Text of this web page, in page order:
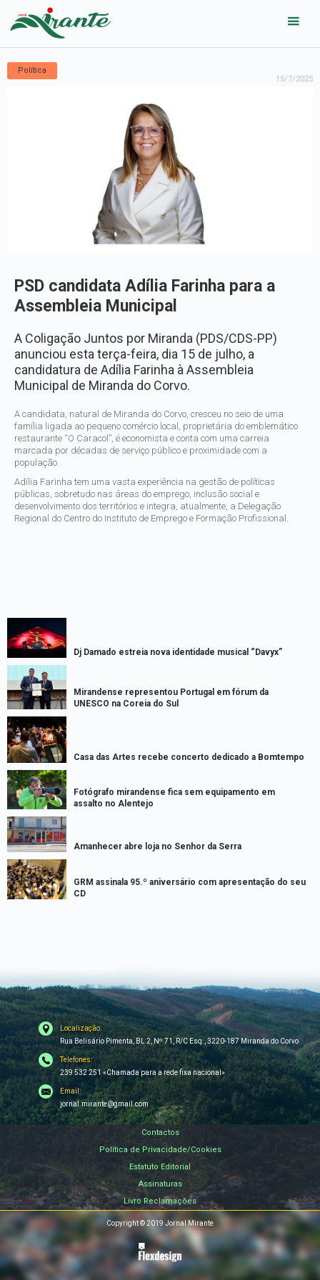
Política
15/7/2025
PSD candidata Adília Farinha para a
Assembleia Municipal
A Coligação Juntos por Miranda (PDS/CDS-PP)
anunciou esta terça-feira, dia 15 de julho, a
candidatura de Adília Farinha à Assembleia
Municipal de Miranda do Corvo.
A candidata, natural de Miranda do Corvo, cresceu no seio de uma
família ligada ao pequeno comércio local, proprietária do emblemático
restaurante “O Caracol”, é economista e conta com uma carreia
marcada por décadas de serviço público e proximidade com a
população.
Adília Farinha tem uma vasta experiência na gestão de políticas
públicas, sobretudo nas áreas do emprego, inclusão social e
desenvolvimento dos territórios e integra, atualmente, a Delegação
Regional do Centro do Instituto de Emprego e Formação Profissional.
Dj Damado estreia nova identidade musical “Davyx”
Mirandense representou Portugal em fórum da
UNESCO na Coreia do Sul
Casa das Artes recebe concerto dedicado a Bomtempo
Fotógrafo mirandense fica sem equipamento em
assalto no Alentejo
Amanhecer abre loja no Senhor da Serra
GRM assinala 95.º aniversário com apresentação do seu
CD
Localização:
Rua Belisário Pimenta, BL 2, Nº 71, R/C Esq., 3220-187 Miranda do Corvo
Telefones:
239 532 251 «Chamada para a rede fixa nacional»
Email:
jornal.mirante@gmail.com
Contactos
Política de Privacidade/Cookies
Estatuto Editorial
Assinaturas
Livro Reclamações
Copyright © 2019 Jornal Mirante